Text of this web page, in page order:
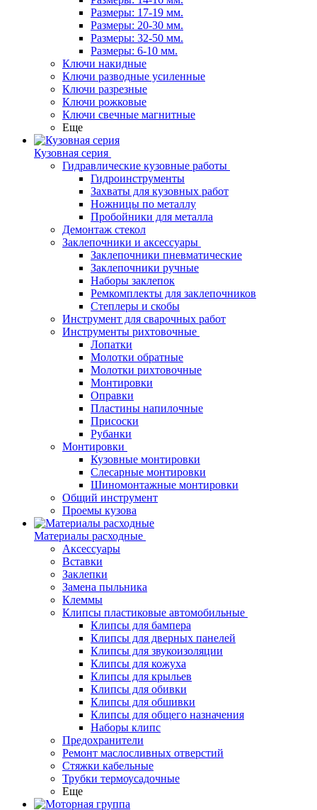
Размеры: 17-19 мм.
Размеры: 20-30 мм.
Размеры: 32-50 мм.
Размеры: 6-10 мм.
Ключи накидные
Ключи разводные усиленные
Ключи разрезные
Ключи рожковые
Ключи свечные магнитные
Еще
Кузовная серия
Гидравлические кузовные работы
Гидроинструменты
Захваты для кузовных работ
Ножницы по металлу
Пробойники для металла
Демонтаж стекол
Заклепочники и аксессуары
Заклепочники пневматические
Заклепочники ручные
Наборы заклепок
Ремкомплекты для заклепочников
Степлеры и скобы
Инструмент для сварочных работ
Инструменты рихтовочные
Лопатки
Молотки обратные
Молотки рихтовочные
Монтировки
Оправки
Пластины напилочные
Присоски
Рубанки
Монтировки
Кузовные монтировки
Слесарные монтировки
Шиномонтажные монтировки
Общий инструмент
Проемы кузова
Материалы расходные
Аксессуары
Вставки
Заклепки
Замена пыльника
Клеммы
Клипсы пластиковые автомобильные
Клипсы для бампера
Клипсы для дверных панелей
Клипсы для звукоизоляции
Клипсы для кожуха
Клипсы для крыльев
Клипсы для обивки
Клипсы для обшивки
Клипсы для общего назначения
Наборы клипс
Предохранители
Ремонт маслосливных отверстий
Стяжки кабельные
Трубки термоусадочные
Еще